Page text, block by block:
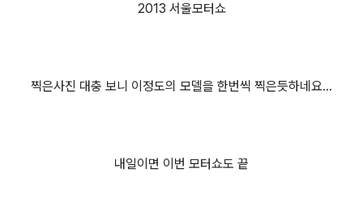
2013 서울모터쇼
찍은사진 대충 보니 이정도의 모델을 한번씩 찍은듯하네요...
내일이면 이번 모터쇼도 끝